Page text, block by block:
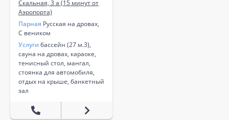
Скальная, 3 а (15 минут от
Аэропорта)
Парная Русская на дровах,
С веником
Услуги бассейн (27 м.3),
сауна на дровах, караоке,
тенисный стол, мангал,
стоянка для автомобиля,
отдых на крыше, банкетный
зал